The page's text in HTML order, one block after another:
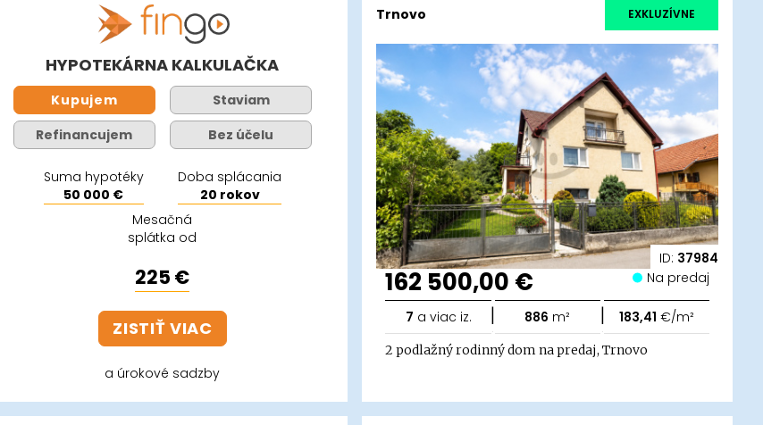
HYPOTEKÁRNA KALKULAČKA
Kupujem
Staviam
Refinancujem
Bez účelu
Suma hypotéky
50 000 €
Doba splácania
20 rokov
Mesačná
splátka od
225 €
ZISTIŤ VIAC
a úrokové sadzby
ID: 37984
Trnovo EXKLUZÍVNE
162 500,00 € Na predaj
7 a viac iz. | 886 m² | 183,41 €/m²
2 podlažný rodinný dom na predaj, Trnovo